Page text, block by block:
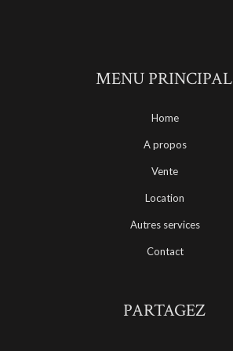
MENU PRINCIPAL
Home
A propos
Vente
Location
Autres services
Contact
PARTAGEZ